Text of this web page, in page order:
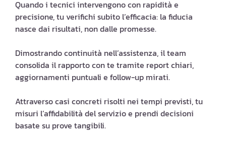
Quando i tecnici intervengono con rapidità e
precisione, tu verifichi subito l’efficacia: la fiducia
nasce dai risultati, non dalle promesse.
Dimostrando continuità nell’assistenza, il team
consolida il rapporto con te tramite report chiari,
aggiornamenti puntuali e follow-up mirati.
Attraverso casi concreti risolti nei tempi previsti, tu
misuri l’affidabilità del servizio e prendi decisioni
basate su prove tangibili.